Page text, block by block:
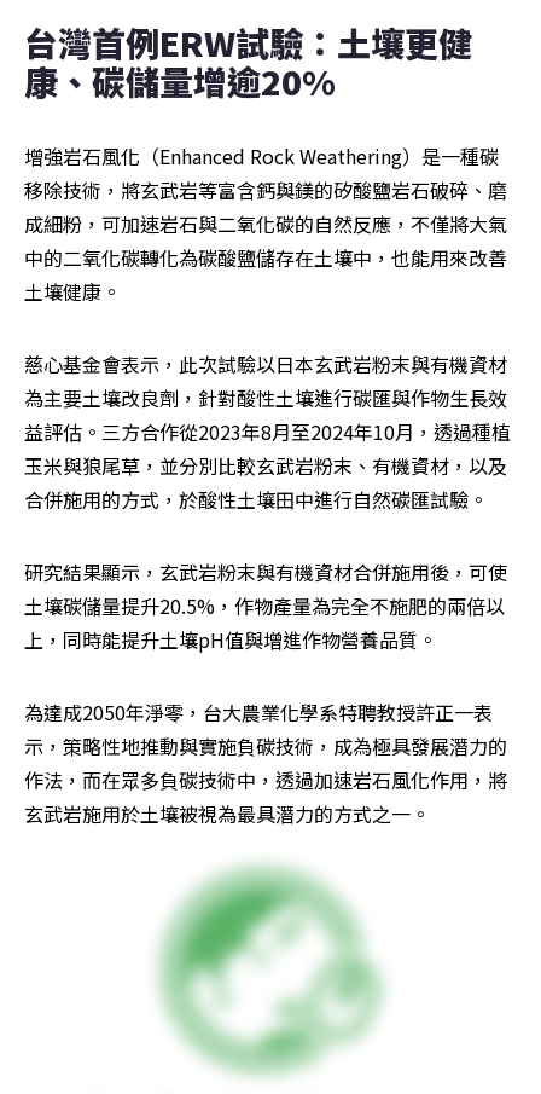
台灣首例ERW試驗：土壤更健
康、碳儲量增逾20%
增強岩石風化（Enhanced Rock Weathering）是一種碳
移除技術，將玄武岩等富含鈣與鎂的矽酸鹽岩石破碎、磨
成細粉，可加速岩石與二氧化碳的自然反應，不僅將大氣
中的二氧化碳轉化為碳酸鹽儲存在土壤中，也能用來改善
土壤健康。
慈心基金會表示，此次試驗以日本玄武岩粉末與有機資材
為主要土壤改良劑，針對酸性土壤進行碳匯與作物生長效
益評估。三方合作從2023年8月至2024年10月，透過種植
玉米與狼尾草，並分別比較玄武岩粉末、有機資材，以及
合併施用的方式，於酸性土壤田中進行自然碳匯試驗。
研究結果顯示，玄武岩粉末與有機資材合併施用後，可使
土壤碳儲量提升20.5%，作物產量為完全不施肥的兩倍以
上，同時能提升土壤pH值與增進作物營養品質。
為達成2050年淨零，台大農業化學系特聘教授許正一表
示，策略性地推動與實施負碳技術，成為極具發展潛力的
作法，而在眾多負碳技術中，透過加速岩石風化作用，將
玄武岩施用於土壤被視為最具潛力的方式之一。